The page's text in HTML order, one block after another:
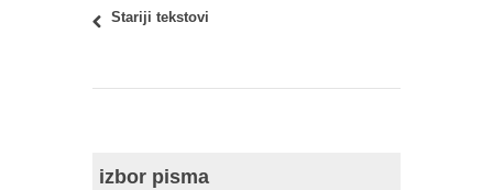
Stariji tekstovi
izbor pisma